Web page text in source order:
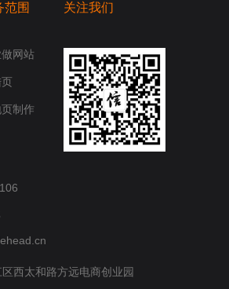
范围
网站
制作
关注我们
西太和路方远电商创业园